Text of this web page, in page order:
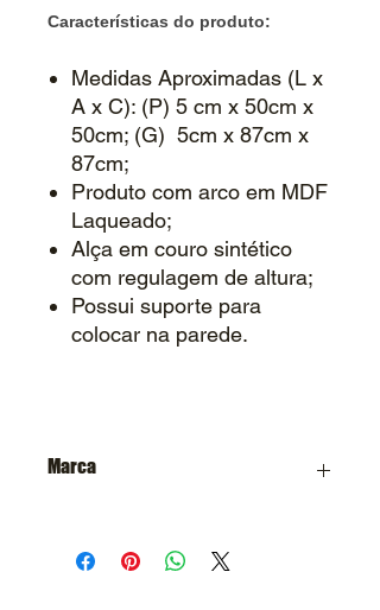
Características do produto:
Medidas Aproximadas (L x
A x C): (P) 5 cm x 50cm x
50cm; (G) 5cm x 87cm x
87cm;
Produto com arco em MDF
Laqueado;
Alça em couro sintético
com regulagem de altura;
Possui suporte para
colocar na parede.
Marca